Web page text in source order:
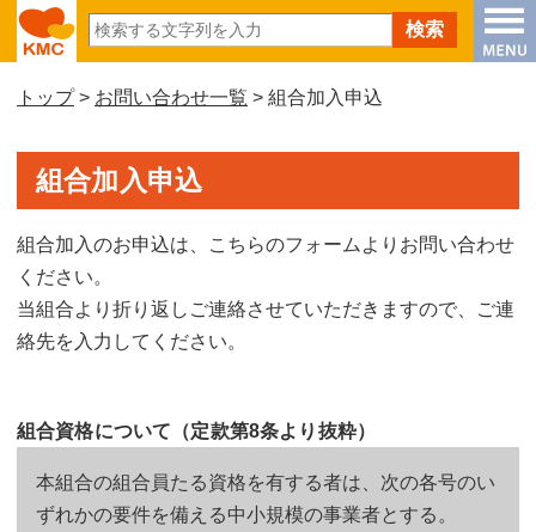
トップ> お問い合わせ一覧 > 組合加入申込
組合加入申込
組合加入のお申込は、こちらのフォームよりお問い合わせ
ください。
当組合より折り返しご連絡させていただきますので、ご連
絡先を入力してください。
組合資格について（定款第8条より抜粋）
本組合の組合員たる資格を有する者は、次の各号のい
ずれかの要件を備える中小規模の事業者とする。